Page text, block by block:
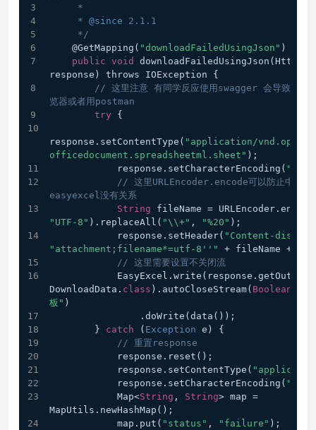
     *
     *
@since 2.1.1
     */
    @GetMapping(
"downloadFailedUsingJson" )
public void
response) throws IOException {
// 这里注意 有同学反应使用swagger 会导致各种
览器或者用postman
try {
response.setContentType( "application/
officedocument.spreadsheetml.sheet" );
            response.setCharacterEncoding(
"utf-
// 这里URLEncoder.encode可以防止中文乱
easyexcel没有关系
String fileName =
"UTF-8" ).replaceAll( "\\+" , "%20" );
            response.setHeader(
"Content-
"attachment;filename*=utf-8''"
+ fileName +
// 这里需要设置不关闭流
DownloadData. class ).autoCloseStream( Boolean
板" )
                .doWrite(data());
        }
catch ( Exception e) {
// 重置response
            response.reset();
            response.setContentType(
            response.setCharacterEncoding(
"utf-
            Map<
String , String> map =
MapUtils.newHashMap();
            map.put(
"status" , "failure" );